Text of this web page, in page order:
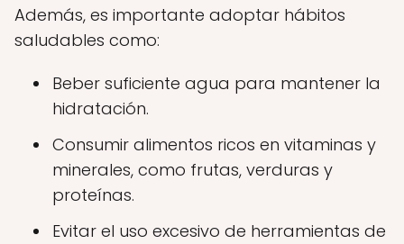
Además, es importante adoptar hábitos
saludables como:
Beber suficiente agua para mantener la
hidratación.
Consumir alimentos ricos en vitaminas y
minerales, como frutas, verduras y
proteínas.
Evitar el uso excesivo de herramientas de